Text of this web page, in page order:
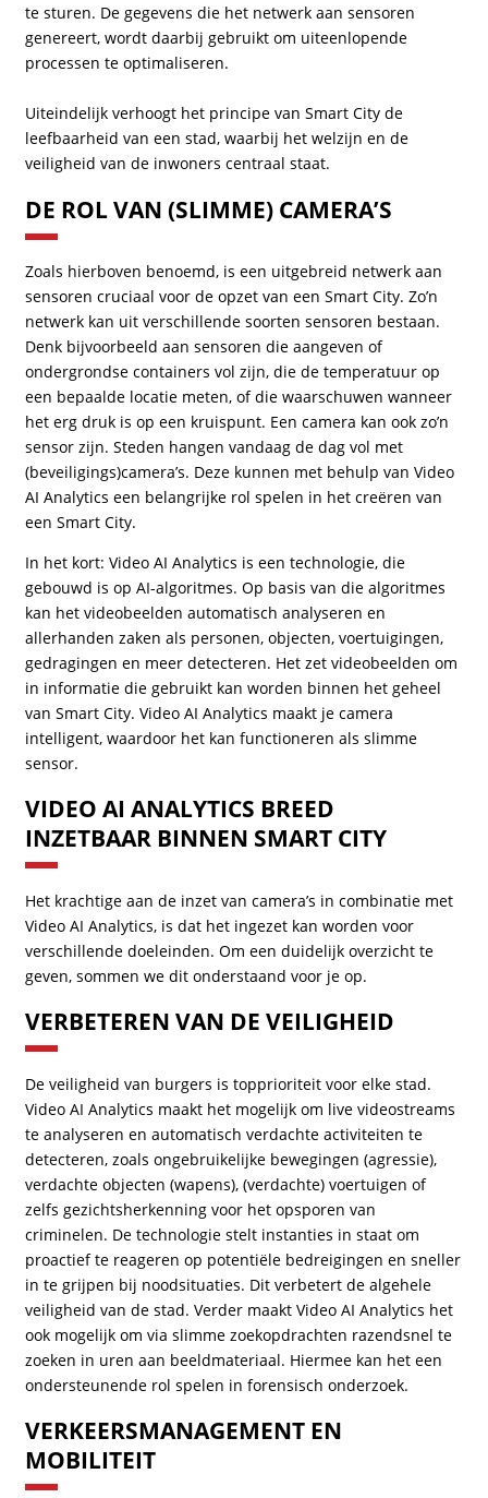
te sturen. De gegevens die het netwerk aan sensoren
genereert, wordt daarbij gebruikt om uiteenlopende
processen te optimaliseren.
Uiteindelijk verhoogt het principe van Smart City de
leefbaarheid van een stad, waarbij het welzijn en de
veiligheid van de inwoners centraal staat.
DE ROL VAN (SLIMME) CAMERA’S
Zoals hierboven benoemd, is een uitgebreid netwerk aan
sensoren cruciaal voor de opzet van een Smart City. Zo’n
netwerk kan uit verschillende soorten sensoren bestaan.
Denk bijvoorbeeld aan sensoren die aangeven of
ondergrondse containers vol zijn, die de temperatuur op
een bepaalde locatie meten, of die waarschuwen wanneer
het erg druk is op een kruispunt. Een camera kan ook zo’n
sensor zijn. Steden hangen vandaag de dag vol met
(beveiligings)camera’s. Deze kunnen met behulp van Video
AI Analytics een belangrijke rol spelen in het creëren van
een Smart City.
In het kort: Video AI Analytics is een technologie, die
gebouwd is op AI-algoritmes. Op basis van die algoritmes
kan het videobeelden automatisch analyseren en
allerhanden zaken als personen, objecten, voertuigingen,
gedragingen en meer detecteren. Het zet videobeelden om
in informatie die gebruikt kan worden binnen het geheel
van Smart City. Video AI Analytics maakt je camera
intelligent, waardoor het kan functioneren als slimme
sensor.
VIDEO AI ANALYTICS BREED
INZETBAAR BINNEN SMART CITY
Het krachtige aan de inzet van camera’s in combinatie met
Video AI Analytics, is dat het ingezet kan worden voor
verschillende doeleinden. Om een duidelijk overzicht te
geven, sommen we dit onderstaand voor je op.
VERBETEREN VAN DE VEILIGHEID
De veiligheid van burgers is topprioriteit voor elke stad.
Video AI Analytics maakt het mogelijk om live videostreams
te analyseren en automatisch verdachte activiteiten te
detecteren, zoals ongebruikelijke bewegingen (agressie),
verdachte objecten (wapens), (verdachte) voertuigen of
zelfs gezichtsherkenning voor het opsporen van
criminelen. De technologie stelt instanties in staat om
proactief te reageren op potentiële bedreigingen en sneller
in te grijpen bij noodsituaties. Dit verbetert de algehele
veiligheid van de stad. Verder maakt Video AI Analytics het
ook mogelijk om via slimme zoekopdrachten razendsnel te
zoeken in uren aan beeldmateriaal. Hiermee kan het een
ondersteunende rol spelen in forensisch onderzoek.
VERKEERSMANAGEMENT EN
MOBILITEIT